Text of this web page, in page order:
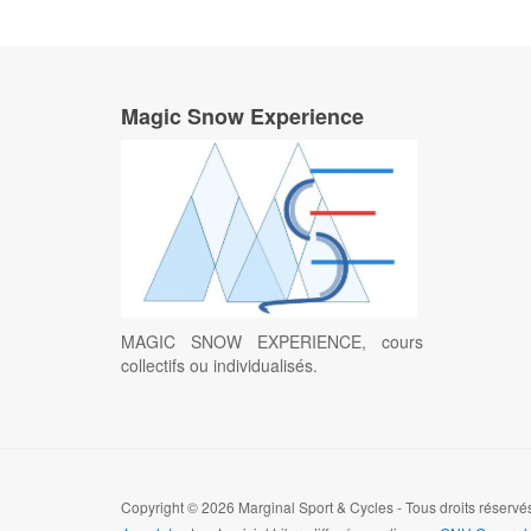
Magic Snow Experience
MAGIC SNOW EXPERIENCE, cours
collectifs ou individualisés.
Copyright © 2026 Marginal Sport & Cycles - Tous droits